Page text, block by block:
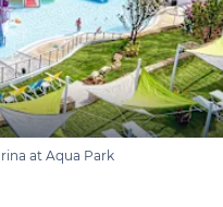
at Aqua Park